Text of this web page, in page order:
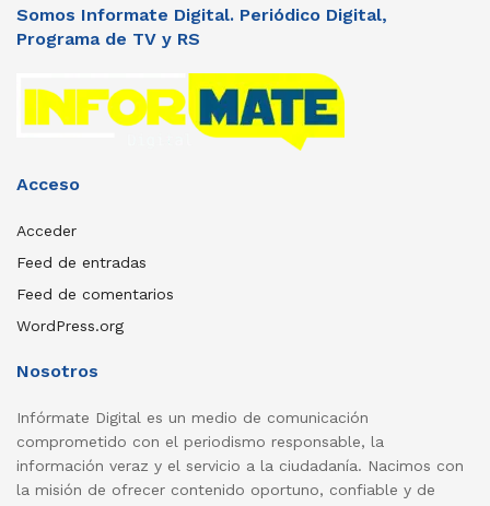
Somos Informate Digital. Periódico Digital,
Programa de TV y RS
Acceso
Acceder
Feed de entradas
Feed de comentarios
WordPress.org
Nosotros
Infórmate Digital es un medio de comunicación
comprometido con el periodismo responsable, la
información veraz y el servicio a la ciudadanía. Nacimos con
la misión de ofrecer contenido oportuno, confiable y de